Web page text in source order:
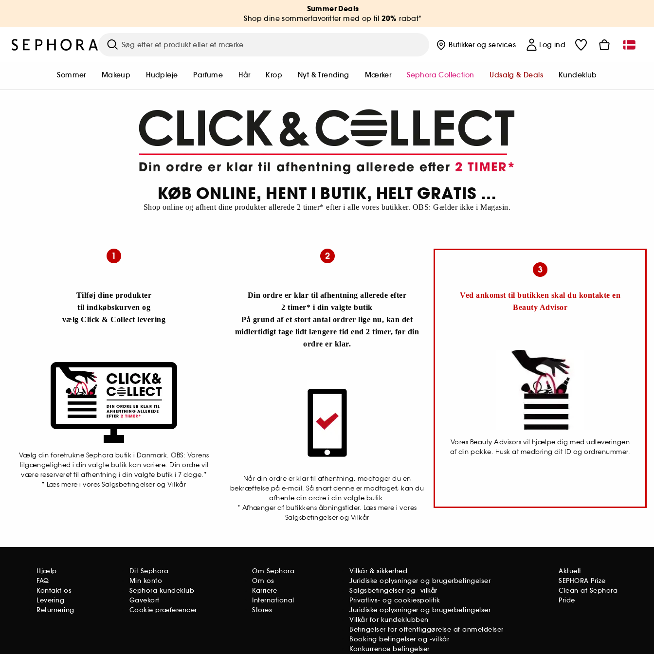
Summer Deals
Shop dine sommerfavoritter med op til 20% rabat*
Butikker og services Log ind
Sommer Makeup Hudpleje Parfume Hår Krop Nyt & Trending Mærker Sephora Collection Udsalg & Deals Kundeklub
KØB ONLINE, HENT I BUTIK, HELT GRATIS …
Shop online og afhent dine produkter allerede 2 timer* efter i alle vores butikker. OBS: Gælder ikke i Magasin.
Tilføj dine produkter
til indkøbskurven og
vælg Click & Collect levering
Vælg din foretrukne Sephora butik i Danmark. OBS: Varens
tilgængelighed i din valgte butik kan variere. Din ordre vil
være reserveret til afhentning i din valgte butik i 7 dage.*
* Læs mere i vores Salgsbetingelser og Vilkår
Din ordre er klar til afhentning allerede efter
2 timer* i din valgte butik
På grund af et stort antal ordrer lige nu, kan det
midlertidigt tage lidt længere tid end 2 timer, før din
ordre er klar.
Når din ordre er klar til afhentning, modtager du en
bekræftelse på e-mail. Så snart denne er modtaget, kan du
afhente din ordre i din valgte butik.
* Afhænger af butikkens åbningstider. Læs mere i vores
Salgsbetingelser og Vilkår
Ved ankomst til butikken skal du kontakte en
Beauty Advisor
Vores Beauty Advisors vil hjælpe dig med udleveringen
af din pakke. Husk at medbring dit ID og ordrenummer.
Hjælp
FAQ
Kontakt os
Levering
Returnering
Dit Sephora
Min konto
Sephora kundeklub
Gavekort
Cookie præferencer
Om Sephora
Om os
Karriere
International
Stores
Vilkår & sikkerhed
Juridiske oplysninger og brugerbetingelser
Salgsbetingelser og -vilkår
Privatlivs- og cookiespolitik
Juridiske oplysninger og brugerbetingelser
Vilkår for kundeklubben
Betingelser for offentliggørelse af anmeldelser
Booking betingelser og -vilkår
Konkurrence betingelser
Aktuelt
SEPHORA Prize
Clean at Sephora
Pride